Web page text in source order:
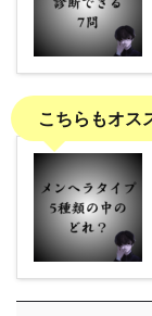
こちらもオス